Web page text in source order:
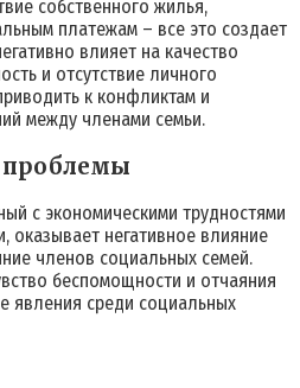
собственного жилья,
платежам – все это создает
влияет на качество
и отсутствие личного
к конфликтам и
между членами семьи.
проблемы
с экономическими трудностями
оказывает негативное влияние
членов социальных семей.
беспомощности и отчаяния
явления среди социальных